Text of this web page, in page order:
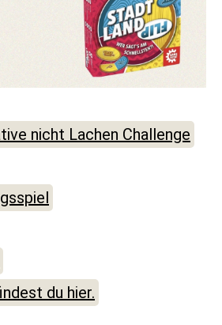
nicht Lachen Challenge
du hier.